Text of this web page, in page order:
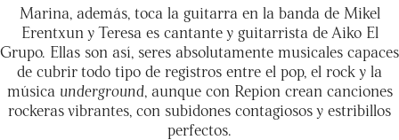
Marina, además, toca la guitarra en la banda de Mikel
Erentxun y Teresa es cantante y guitarrista de Aiko El
Grupo. Ellas son así, seres absolutamente musicales capaces
de cubrir todo tipo de registros entre el pop, el rock y la
música underground, aunque con Repion crean canciones
rockeras vibrantes, con subidones contagiosos y estribillos
perfectos.